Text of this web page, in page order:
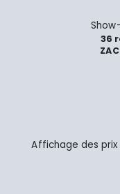
36
Affichage des prix